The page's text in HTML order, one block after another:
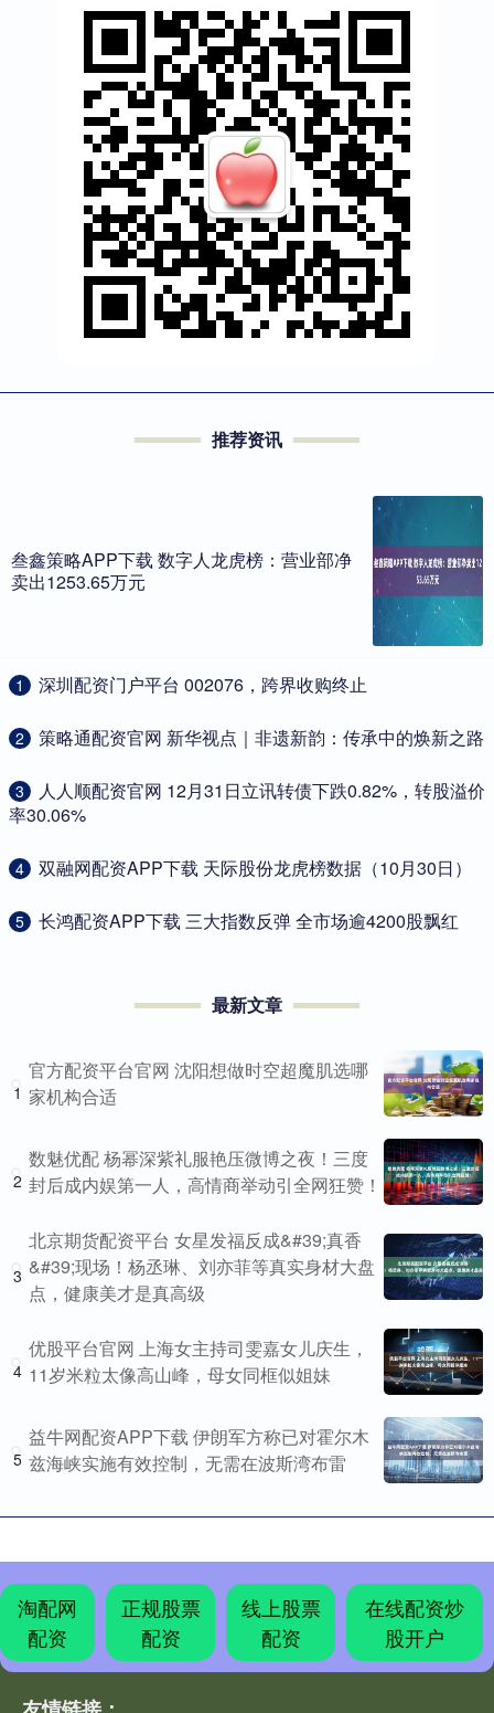
推荐资讯
叁鑫策略APP下载 数字人龙虎榜：营业部净
卖出1253.65万元
1 ​深圳配资门户平台 002076，跨界收购终止
2 ​策略通配资官网 新华视点｜非遗新韵：传承中的焕新之路
3
​人人顺配资官网 12月31日立讯转债下跌0.82%，转股溢价
率30.06%
4 ​双融网配资APP下载 天际股份龙虎榜数据（10月30日）
5 ​长鸿配资APP下载 三大指数反弹 全市场逾4200股飘红
最新文章
1
官方配资平台官网 沈阳想做时空超魔肌选哪
家机构合适
2
数魅优配 杨幂深紫礼服艳压微博之夜！三度
封后成内娱第一人，高情商举动引全网狂赞！
3
北京期货配资平台 女星发福反成&#39;真香
&#39;现场！杨丞琳、刘亦菲等真实身材大盘
点，健康美才是真高级
4
优股平台官网 上海女主持司雯嘉女儿庆生，
11岁米粒太像高山峰，母女同框似姐妹
5
益牛网配资APP下载 伊朗军方称已对霍尔木
兹海峡实施有效控制，无需在波斯湾布雷
淘配网
配资
正规股票
配资
线上股票
配资
在线配资炒
股开户